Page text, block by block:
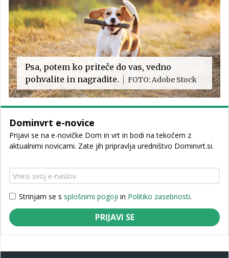
Psa, potem ko priteče do vas, vedno
pohvalite in nagradite.
FOTO: Adobe Stock
Dominvrt e-novice
Prijavi se na e-novičke Dom in vrt in bodi na tekočem z
aktualnimi novicami. Zate jih pripravlja uredništvo Dominvrt.si.
Strinjam se s splošnimi pogoji in Politiko zasebnosti.
PRIJAVI SE